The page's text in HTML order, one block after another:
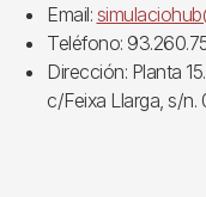
Email:
Teléfono:
Dirección: Planta
c/Feixa Llarga, s/n.